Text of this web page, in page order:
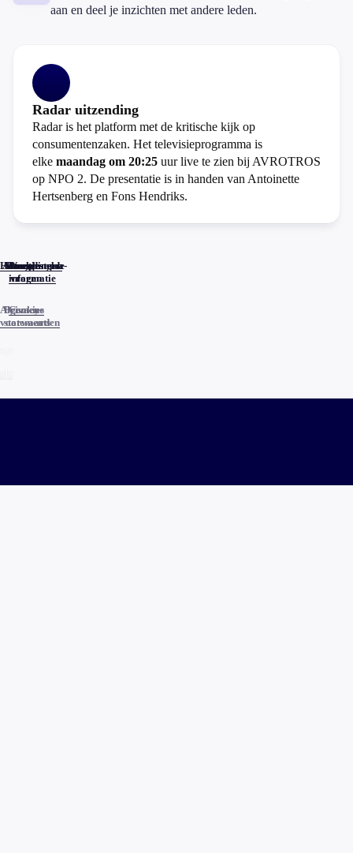
aan en deel je inzichten met andere leden.
Radar uitzending
Radar is het platform met de kritische kijk op
consumentenzaken. Het televisieprogramma is
elke maandag om 20:25 uur live te zien bij AVROTROS
op NPO 2. De presentatie is in handen van Antoinette
Hertsenberg en Fons Hendriks.
Home
Actueel
Uitzendingen
Reacties
Programma-
informatie
Veelgestelde
vragen
Algemene
voorwaarden
Privacy
statements
Cookies